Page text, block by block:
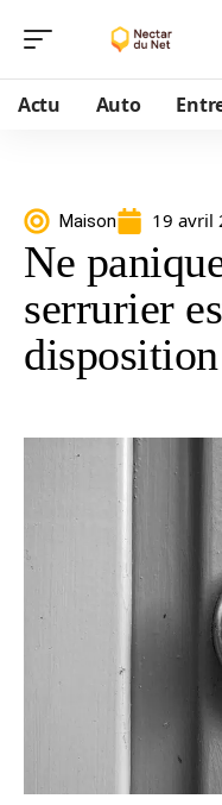
Actu Auto
Maison 19 avril
Ne
serrurier
disposition